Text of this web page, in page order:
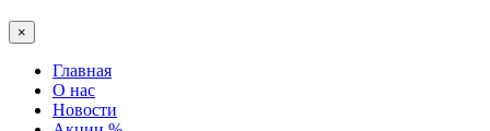
×
Главная
О нас
Новости